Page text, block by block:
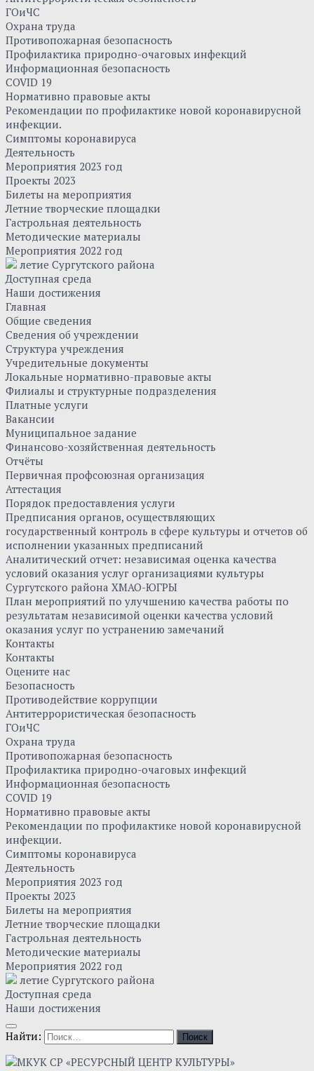
ГОиЧС
Охрана труда
Противопожарная безопасность
Профилактика природно-очаговых инфекций
Информационная безопасность
COVID 19
Нормативно правовые акты
Рекомендации по профилактике новой коронавирусной
инфекции.
Симптомы коронавируса
Деятельность
Мероприятия 2023 год
Проекты 2023
Билеты на мероприятия
Летние творческие площадки
Гастрольная деятельность
Методические материалы
Мероприятия 2022 год
летие Сургутского района
Доступная среда
Наши достижения
Главная
Общие сведения
Сведения об учреждении
Структура учреждения
Учредительные документы
Локальные нормативно-правовые акты
Филиалы и структурные подразделения
Платные услуги
Вакансии
Муниципальное задание
Финансово-хозяйственная деятельность
Отчёты
Первичная профсоюзная организация
Аттестация
Порядок предоставления услуги
Предписания органов, осуществляющих
государственный контроль в сфере культуры и отчетов об
исполнении указанных предписаний
Аналитический отчет: независимая оценка качества
условий оказания услуг организациями культуры
Сургутского района ХМАО-ЮГРЫ
План мероприятий по улучшению качества работы по
результатам независимой оценки качества условий
оказания услуг по устранению замечаний
Контакты
Контакты
Оцените нас
Безопасность
Противодействие коррупции
Антитеррористическая безопасность
ГОиЧС
Охрана труда
Противопожарная безопасность
Профилактика природно-очаговых инфекций
Информационная безопасность
COVID 19
Нормативно правовые акты
Рекомендации по профилактике новой коронавирусной
инфекции.
Симптомы коронавируса
Деятельность
Мероприятия 2023 год
Проекты 2023
Билеты на мероприятия
Летние творческие площадки
Гастрольная деятельность
Методические материалы
Мероприятия 2022 год
летие Сургутского района
Доступная среда
Наши достижения
Найти: